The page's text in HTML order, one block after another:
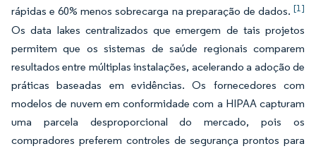
rápidas e 60% menos sobrecarga na preparação de dados. [1]
Os data lakes centralizados que emergem de tais projetos
permitem que os sistemas de saúde regionais comparem
resultados entre múltiplas instalações, acelerando a adoção de
práticas baseadas em evidências. Os fornecedores com
modelos de nuvem em conformidade com a HIPAA capturam
uma parcela desproporcional do mercado, pois os
compradores preferem controles de segurança prontos para